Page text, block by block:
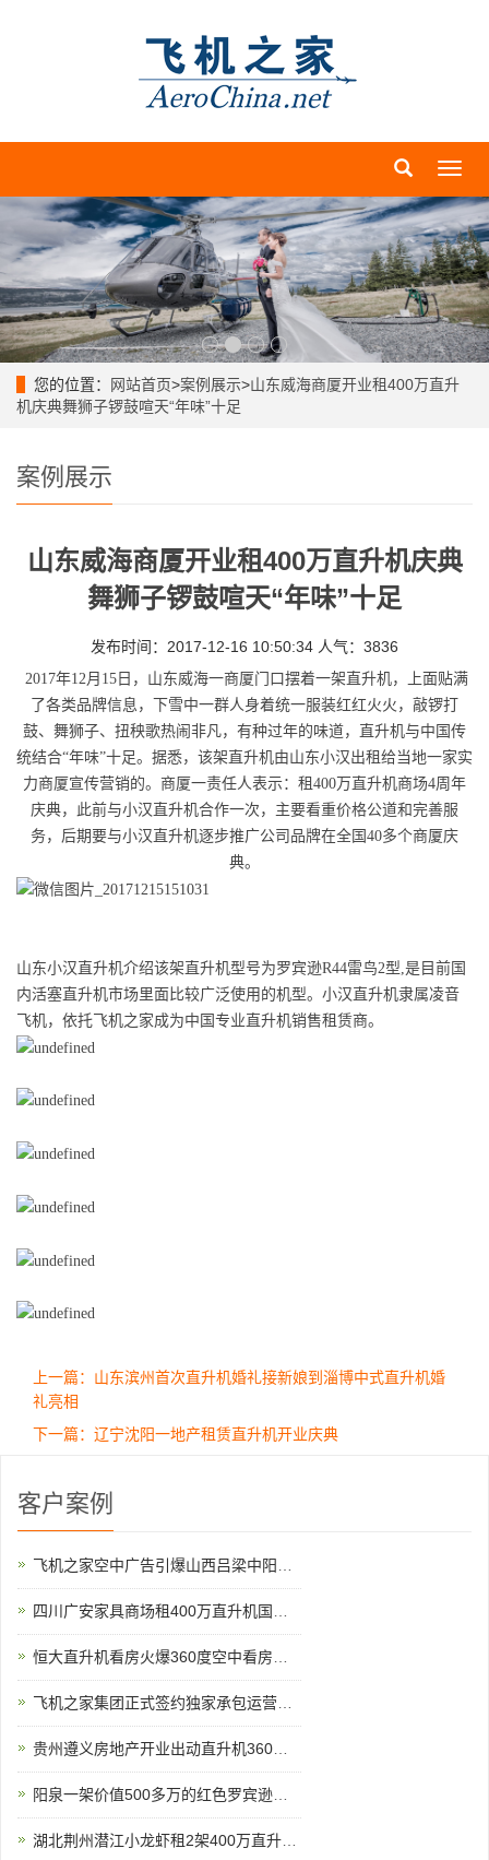
导
菜
单
您的位置： 网站首页>案例展示>山东威海商厦开业租400万直升
机庆典舞狮子锣鼓喧天“年味”十足
案例展示
山东威海商厦开业租400万直升机庆典
舞狮子锣鼓喧天“年味”十足
发布时间：2017-12-16 10:50:34 人气：3836
2017年12月15日，山东威海一商厦门口摆着一架直升机，上面贴满
了各类品牌信息，下雪中一群人身着统一服装红红火火，敲锣打
鼓、舞狮子、扭秧歌热闹非凡，有种过年的味道，直升机与中国传
统结合“年味”十足。据悉，该架直升机由山东小汉出租给当地一家实
力商厦宣传营销的。商厦一责任人表示：租400万直升机商场4周年
庆典，此前与小汉直升机合作一次，主要看重价格公道和完善服
务，后期要与小汉直升机逐步推广公司品牌在全国40多个商厦庆
典。
山东小汉直升机介绍该架直升机型号为罗宾逊R44雷鸟2型,是目前国
内活塞直升机市场里面比较广泛使用的机型。小汉直升机隶属凌音
飞机，依托飞机之家成为中国专业直升机销售租赁商。
上一篇：山东滨州首次直升机婚礼接新娘到淄博中式直升机婚
礼亮相
下一篇：辽宁沈阳一地产租赁直升机开业庆典
客户案例
飞机之家空中广告引爆山西吕梁中阳县上空
四川广安家具商场租400万直升机国庆庆典
恒大直升机看房火爆360度空中看房新体验
飞机之家集团正式签约独家承包运营新疆玉其塔什景区，打造低空旅游新标杆！
贵州遵义房地产开业出动直升机360度看房
阳泉一架价值500多万的红色罗宾逊直升机开展静展活动
湖北荆州潜江小龙虾租2架400万直升机完成1300多万营业额